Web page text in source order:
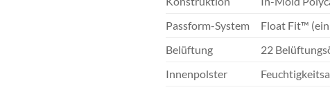
Passform-System
Float Fit™
Belüftung
22
Innenpolster